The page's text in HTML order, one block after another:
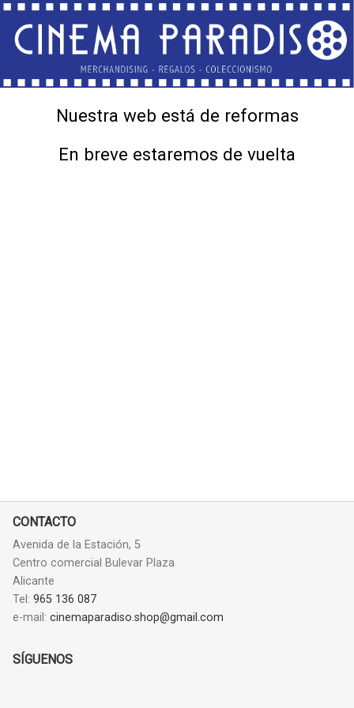
Nuestra web está de reformas
En breve estaremos de vuelta
CONTACTO
Avenida de la Estación, 5
Centro comercial Bulevar Plaza
Alicante
Tel: 965 136 087
e-mail: cinemaparadiso.shop@gmail.com
SÍGUENOS